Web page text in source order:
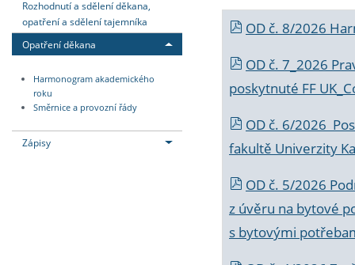
Rozhodnutí a sdělení děkana,
opatření a sdělení tajemníka
Opatření děkana
Harmonogram akademického
roku
Směrnice a provozní řády
Zápisy
OD č. 8/2026
OD č. 7_2026
poskytnuté FF
OD č. 6/2026
fakultě Univerzity
OD č. 5/2026
z úvěru na bytové
s bytovými